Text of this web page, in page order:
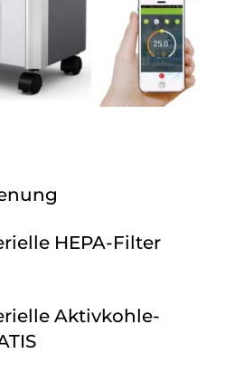
HEPA-Filter
Aktivkohle-